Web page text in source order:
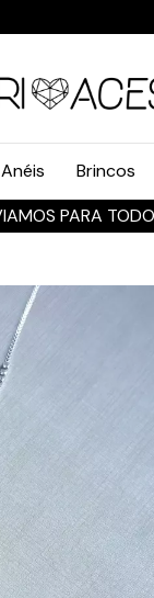
Anéis Brincos